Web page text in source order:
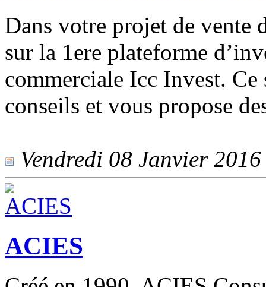
Dans votre projet de vente
sur la 1ere plateforme
commerciale Icc Invest.
conseils et vous propose
Vendredi 08 Janvier
ACIES